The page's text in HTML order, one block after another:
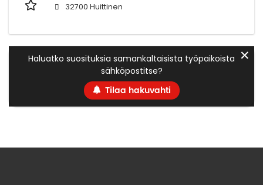
32700 Huittinen
Haluatko suosituksia samankaltaisista työpaikoista
sähköpostitse?
Tilaa hakuvahti
✕